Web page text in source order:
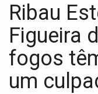
Ribau
Figueira
fogos
um